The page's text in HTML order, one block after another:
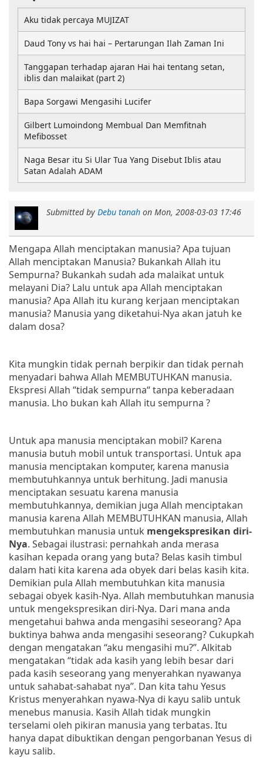
Submitted by Debu tanah on Mon, 2008-03-03 17:46
Mengapa Allah menciptakan manusia? Apa tujuan
Allah menciptakan Manusia? Bukankah Allah itu
Sempurna? Bukankah sudah ada malaikat untuk
melayani Dia? Lalu untuk apa Allah menciptakan
manusia? Apa Allah itu kurang kerjaan menciptakan
manusia? Manusia yang diketahui-Nya akan jatuh ke
dalam dosa?
Kita mungkin tidak pernah berpikir dan tidak pernah
menyadari bahwa Allah MEMBUTUHKAN manusia.
Ekspresi Allah “tidak sempurna“ tanpa keberadaan
manusia. Lho bukan kah Allah itu sempurna ?
Untuk apa manusia menciptakan mobil? Karena
manusia butuh mobil untuk transportasi. Untuk apa
manusia menciptakan komputer, karena manusia
membutuhkannya untuk berhitung. Jadi manusia
menciptakan sesuatu karena manusia
membutuhkannya, demikian juga Allah menciptakan
manusia karena Allah MEMBUTUHKAN manusia, Allah
membutuhkan manusia untuk mengekspresikan diri-
Nya. Sebagai ilustrasi: pernahkah anda merasa
kasihan kepada orang yang buta? Belas kasih timbul
dalam hati kita karena ada obyek dari belas kasih kita.
Demikian pula Allah membutuhkan kita manusia
sebagai obyek kasih-Nya. Allah membutuhkan manusia
untuk mengekspresikan diri-Nya. Dari mana anda
mengetahui bahwa anda mengasihi seseorang? Apa
buktinya bahwa anda mengasihi seseorang? Cukupkah
dengan mengatakan “aku mengasihi mu?”. Alkitab
mengatakan “tidak ada kasih yang lebih besar dari
pada kasih seseorang yang menyerahkan nyawanya
untuk sahabat-sahabat nya”. Dan kita tahu Yesus
Kristus menyerahkan nyawa-Nya di kayu salib untuk
menebus manusia. Kasih Allah tidak mungkin
terselami oleh pikiran manusia yang terbatas. Itu
hanya dapat dibuktikan dengan pengorbanan Yesus di
kayu salib.
Aku tidak percaya MUJIZAT
Daud Tony vs hai hai – Pertarungan Ilah Zaman Ini
Tanggapan terhadap ajaran Hai hai tentang setan,
iblis dan malaikat (part 2)
Bapa Sorgawi Mengasihi Lucifer
Gilbert Lumoindong Membual Dan Memfitnah
Mefibosset
Naga Besar itu Si Ular Tua Yang Disebut Iblis atau
Satan Adalah ADAM